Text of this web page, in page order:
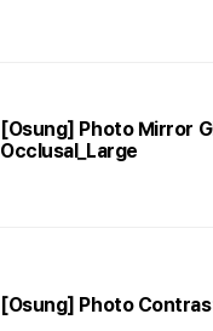
[Osung] Photo Mirror
Occlusal_Large
[Osung] Photo